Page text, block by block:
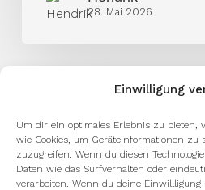
Einwilligung
Um dir ein optimales Erlebnis zu bieten,
wie Cookies, um Geräteinformationen
zuzugreifen. Wenn du diesen
Daten wie das Surfverhalten oder
verarbeiten. Wenn du deine
28. Mai 2026